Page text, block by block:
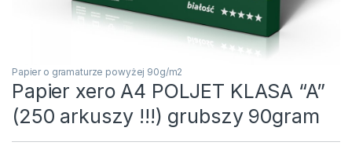
Papier o gramaturze powyżej 90g/m2
Papier xero A4 POLJET KLASA “A”
(250 arkuszy !!!) grubszy 90gram